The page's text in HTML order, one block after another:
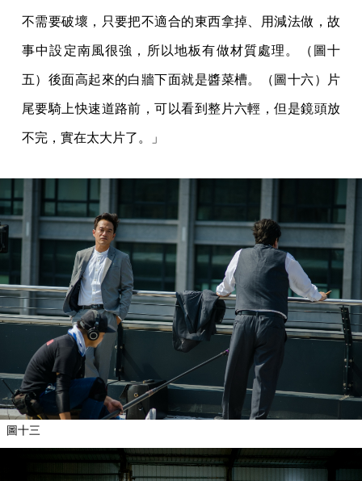
不需要破壞，只要把不適合的東西拿掉、用減法做，故
事中設定南風很強，所以地板有做材質處理。（圖十
五）後面高起來的白牆下面就是醬菜槽。（圖十六）片
尾要騎上快速道路前，可以看到整片六輕，但是鏡頭放
不完，實在太大片了。」
圖十三